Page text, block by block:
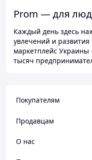
Prom — для
Каждый день здесь
увлечений и
маркетплейс
тысяч
Покупателям
Продавцам
О нас